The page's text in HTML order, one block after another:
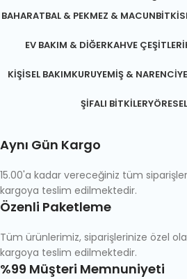
BAHARATBAL & PEKMEZ & MACUN
EV BAKIM & DIĞERKAHVE ÇEŞITLERI
KIŞISEL BAKIMKURUYEMIŞ & NARENCIYE
ŞIFALI BITKILER
Aynı Gün Kargo
15.00'a kadar vereceğiniz tüm
kargoya teslim edilmektedir.
Özenli Paketleme
Tüm ürünlerimiz, siparişlerinize özel
kargoya teslim edilmektedir.
%99 Müşteri Memnuniyeti